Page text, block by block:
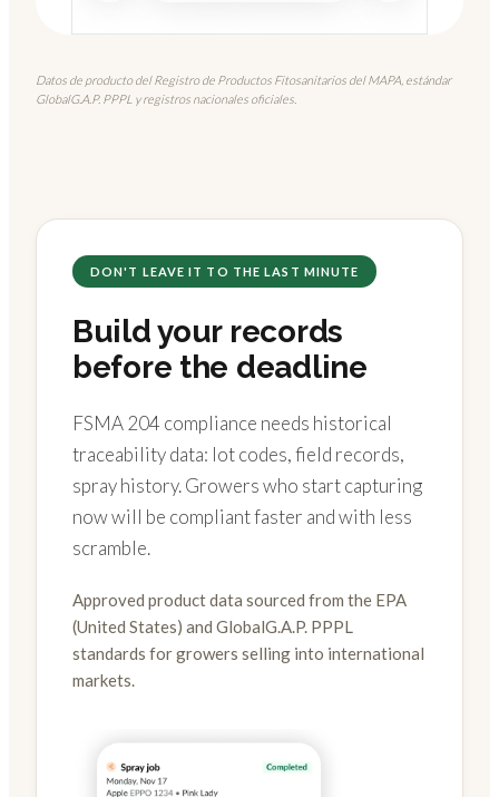
Datos de producto del Registro de Productos Fitosanitarios del MAPA, estándar
GlobalG.A.P. PPPL y registros nacionales oficiales.
DON'T LEAVE IT TO THE LAST MINUTE
Build your records
before the deadline
FSMA 204 compliance needs historical
traceability data: lot codes, field records,
spray history. Growers who start capturing
now will be compliant faster and with less
scramble.
Approved product data sourced from the EPA
(United States) and GlobalG.A.P. PPPL
standards for growers selling into international
markets.